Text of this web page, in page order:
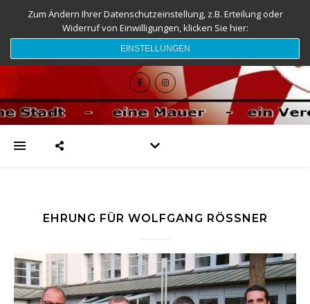
djk-fc-sesslach.de
EHRUNG FÜR WOLFGANG RÖSSNER
Zum Ändern Ihrer Datenschutzeinstellung, z.B. Erteilung oder
Widerruf von Einwilligungen, klicken Sie hier:
EINSTELLUNGEN